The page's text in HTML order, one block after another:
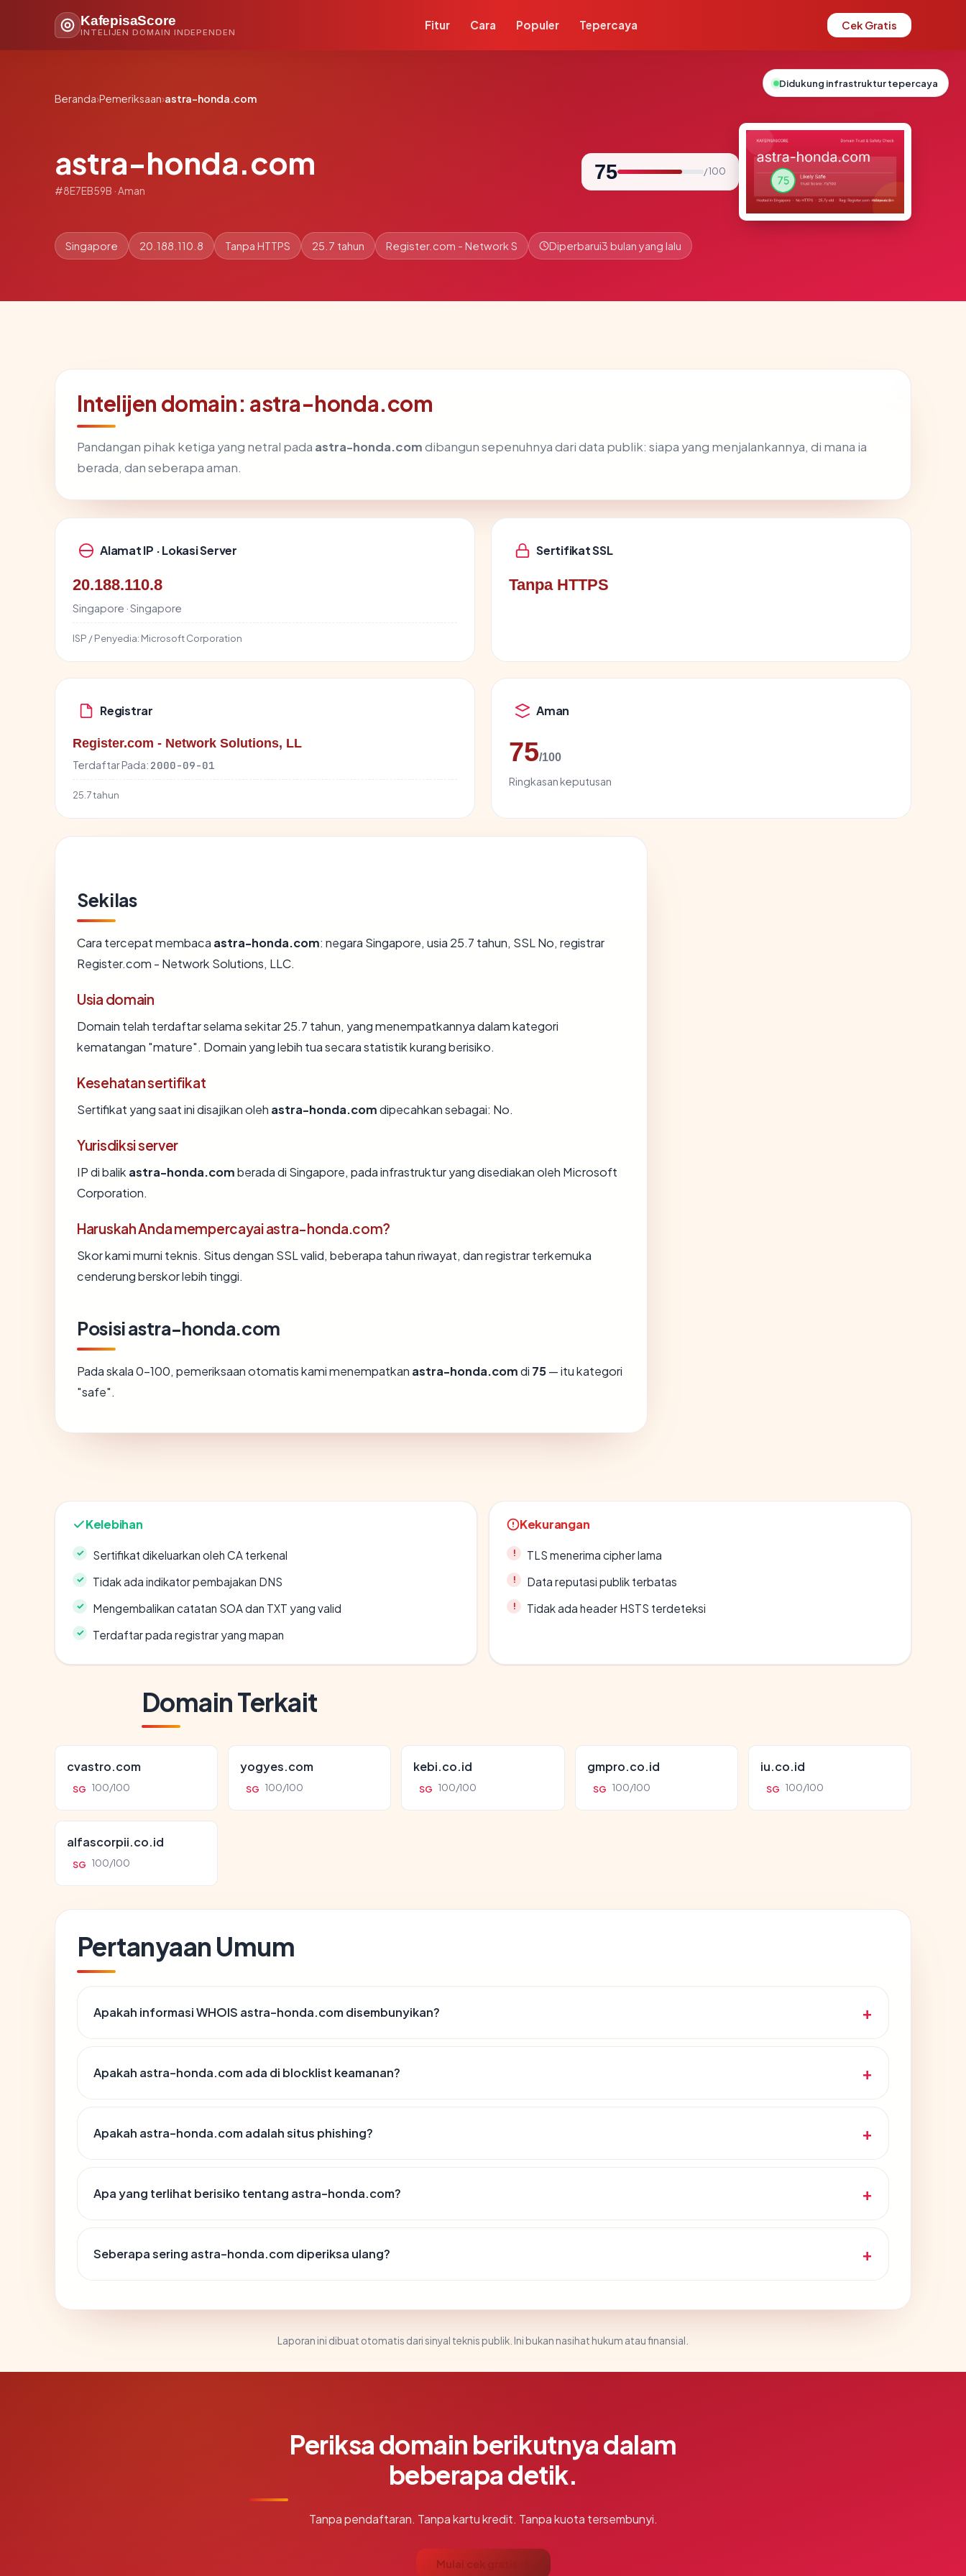
KafepisaScore
INTELIJEN DOMAIN INDEPENDEN
Fitur Cara Populer Tepercaya Cek Gratis
Beranda›Pemeriksaan›astra-honda.com
astra-honda.com
#8E7EB59B · Aman
75 / 100
Singapore 20.188.110.8 Tanpa HTTPS 25.7 tahun Register.com - Network S Diperbarui3 bulan yang lalu
Intelijen domain: astra-honda.com
Pandangan pihak ketiga yang netral pada astra-honda.comdibangun sepenuhnya dari data publik: siapa yang menjalankannya, di mana ia
berada, dan seberapa aman.
Alamat IP · Lokasi Server
20.188.110.8
Singapore · Singapore
ISP / Penyedia: Microsoft Corporation
Sertifikat SSL
Tanpa HTTPS
Registrar
Register.com - Network Solutions, LL
Terdaftar Pada: 2000-09-01
25.7 tahun
Aman
75/100
Ringkasan keputusan
Sekilas
Cara tercepat membaca astra-honda.com: negara Singapore, usia 25.7 tahun, SSL No, registrar
Register.com - Network Solutions, LLC.
Usia domain
Domain telah terdaftar selama sekitar 25.7 tahun, yang menempatkannya dalam kategori
kematangan "mature". Domain yang lebih tua secara statistik kurang berisiko.
Kesehatan sertifikat
Sertifikat yang saat ini disajikan oleh astra-honda.comdipecahkan sebagai: No.
Yurisdiksi server
IP di balik astra-honda.comberada di Singapore, pada infrastruktur yang disediakan oleh Microsoft
Corporation.
Haruskah Anda mempercayai astra-honda.com?
Skor kami murni teknis. Situs dengan SSL valid, beberapa tahun riwayat, dan registrar terkemuka
cenderung berskor lebih tinggi.
Posisi astra-honda.com
Pada skala 0-100, pemeriksaan otomatis kami menempatkan astra-honda.comdi 75— itu kategori
"safe".
Kelebihan
Sertifikat dikeluarkan oleh CA terkenal
Tidak ada indikator pembajakan DNS
Mengembalikan catatan SOA dan TXT yang valid
Terdaftar pada registrar yang mapan
Kekurangan
TLS menerima cipher lama
Data reputasi publik terbatas
Tidak ada header HSTS terdeteksi
Domain Terkait
cvastro.com
SG 100/100
yogyes.com
SG 100/100
kebi.co.id
SG 100/100
gmpro.co.id
SG 100/100
iu.co.id
SG 100/100
alfascorpii.co.id
SG 100/100
Pertanyaan Umum
Apakah informasi WHOIS astra-honda.com disembunyikan?
Apakah astra-honda.com ada di blocklist keamanan?
Apakah astra-honda.com adalah situs phishing?
Apa yang terlihat berisiko tentang astra-honda.com?
Seberapa sering astra-honda.com diperiksa ulang?
Laporan ini dibuat otomatis dari sinyal teknis publik. Ini bukan nasihat hukum atau finansial.
Periksa domain berikutnya dalam
beberapa detik.
Tanpa pendaftaran. Tanpa kartu kredit. Tanpa kuota tersembunyi.
Mulai cek gratis →
Didukung infrastruktur tepercaya